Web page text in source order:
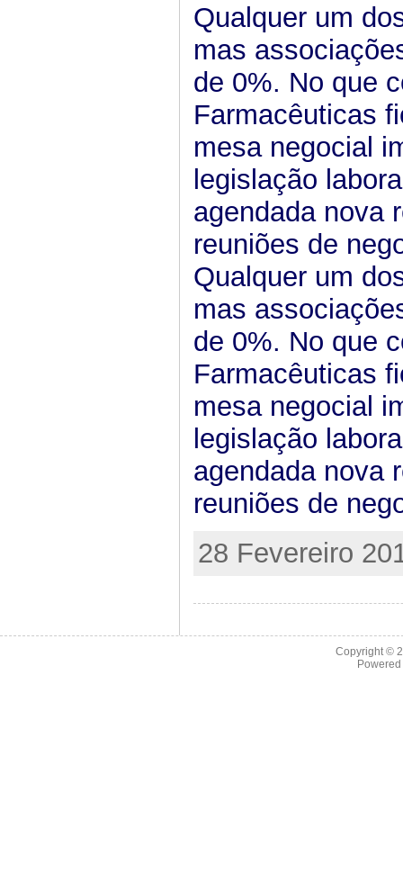
Qualquer um
mas
de 0%. No que
Farmacêuticas
mesa negocial
legislação
agendada nova
reuniões de
Qualquer um
mas
de 0%. No que
Farmacêuticas
mesa negocial
legislação
agendada nova
reuniões de
28 Fevereiro
Copyright ©